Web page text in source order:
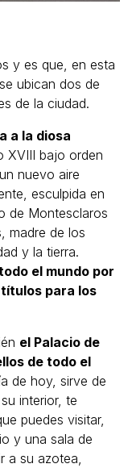
y es que, en esta
ubican dos de
de la ciudad.
a la diosa
XVIII bajo orden
nuevo aire
esculpida en
de Montesclaros
madre de los
y la tierra.
el mundo por
para los
el Palacio de
de todo el
de hoy, sirve de
interior, te
puedes visitar,
y una sala de
a su azotea,